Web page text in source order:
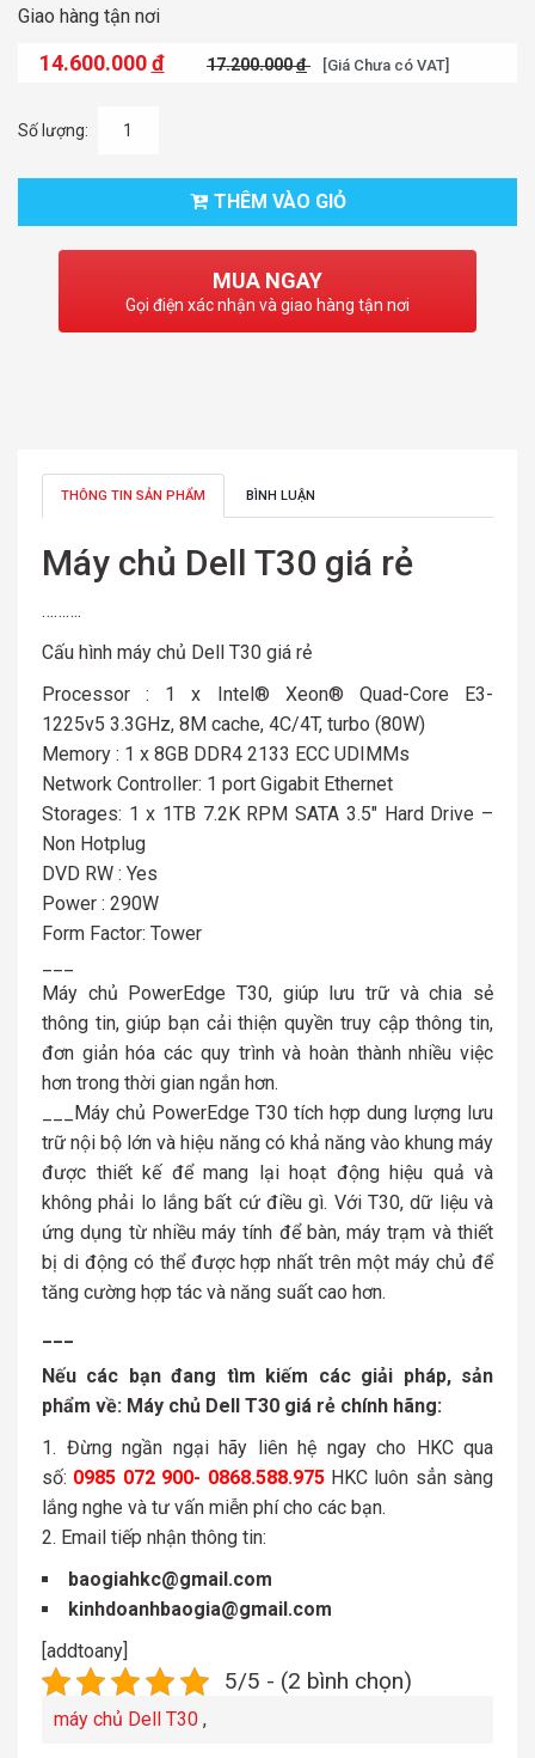
Giao hàng tận nơi
14.600.000đ 17.200.000đ [Giá Chưa có VAT]
Số lượng:
THÊM VÀO GIỎ
MUA NGAY
Gọi điện xác nhận và giao hàng tận nơi
THÔNG TIN SẢN PHẨM BÌNH LUẬN
Máy chủ Dell T30 giá rẻ
……….
Cấu hình máy chủ Dell T30 giá rẻ
Processor : 1 x Intel® Xeon® Quad-Core E3-
1225v5 3.3GHz, 8M cache, 4C/4T, turbo (80W)
Memory : 1 x 8GB DDR4 2133 ECC UDIMMs
Network Controller: 1 port Gigabit Ethernet
Storages: 1 x 1TB 7.2K RPM SATA 3.5″ Hard Drive –
Non Hotplug
DVD RW : Yes
Power : 290W
Form Factor: Tower
Máy chủ PowerEdge T30, giúp lưu trữ và chia sẻ
thông tin, giúp bạn cải thiện quyền truy cập thông tin,
đơn giản hóa các quy trình và hoàn thành nhiều việc
hơn trong thời gian ngắn hơn.
___Máy chủ PowerEdge T30 tích hợp dung lượng lưu
trữ nội bộ lớn và hiệu năng có khả năng vào khung máy
được thiết kế để mang lại hoạt động hiệu quả và
không phải lo lắng bất cứ điều gì. Với T30, dữ liệu và
ứng dụng từ nhiều máy tính để bàn, máy trạm và thiết
bị di động có thể được hợp nhất trên một máy chủ để
tăng cường hợp tác và năng suất cao hơn.
Nếu các bạn đang tìm kiếm các giải pháp, sản
phẩm về: Máy chủ Dell T30 giá rẻ chính hãng:
Đừng ngần ngại hãy liên hệ ngay cho HKC qua
số: 0985 072 900- 0868.588.975 HKC luôn sẳn sàng
lắng nghe và tư vấn miễn phí cho các bạn.
Email tiếp nhận thông tin:
baogiahkc@gmail.com
kinhdoanhbaogia@gmail.com
[addtoany]
5/5 - (2 bình chọn)
máy chủ Dell T30 ,